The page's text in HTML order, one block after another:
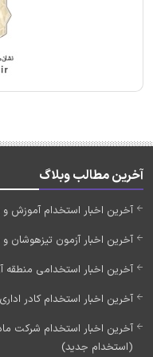
آخرین مطالب وبلاگ
آخرین اخبار استخدام آموزش و پرورش
آخرین اخبار آزمون تیزهوشان
آخرین اخبار استخدامی منطقه
آخرین اخبار استخدام کادر اداری قوه
(استخدام جدید)